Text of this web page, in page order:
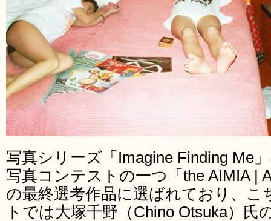
写真シリーズ「Imagine Finding Me
写真コンテストの一つ「the AIMIA |
の最終選考作品に選ばれており、
トでは大塚千野（Chino Otsuka）氏